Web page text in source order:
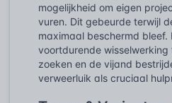
mogelijkheid om eigen
vuren. Dit gebeurde terwijl
maximaal beschermd bleef.
voortdurende wisselwerking
zoeken en de vijand
verweerluik als cruciaal